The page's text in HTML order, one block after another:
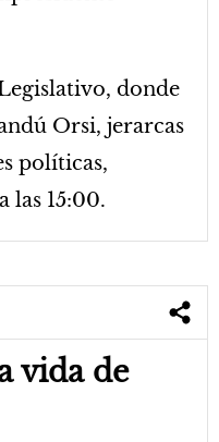
donde
Orsi, jerarcas
políticas,
las 15:00.
vida de